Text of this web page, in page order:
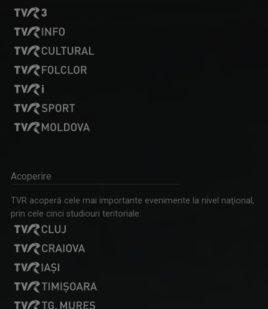
Acoperire
TVR acoperă cele mai importante evenimente la nivel naţional,
prin cele cinci studiouri teritoriale: